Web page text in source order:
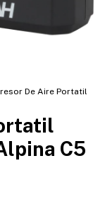
De Aire Portatil
C5